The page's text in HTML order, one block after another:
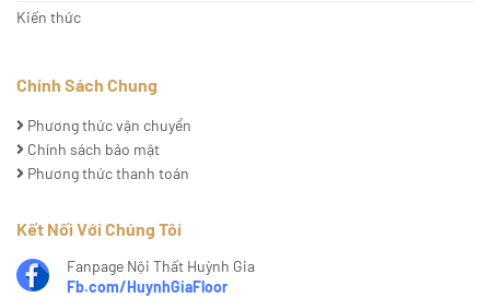
Kiến thức
Chính Sách Chung
Phương thức vận chuyển
Chính sách bảo mật
Phương thức thanh toán
Kết Nối Với Chúng Tôi
Fanpage Nội Thất Huỳnh Gia
Fb.com/HuynhGiaFloor